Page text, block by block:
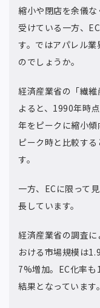
縮小や閉店を余儀
受けている一方、
す。ではアパレル
のでしょうか。
経済産業省の「繊
よると、1990年時
年をピークに縮小
ピーク時と比較す
す。
一方、ECに限って
長しています。
経済産業省の調査
おける市場規模は
7%増加。EC化率
結果となっています。